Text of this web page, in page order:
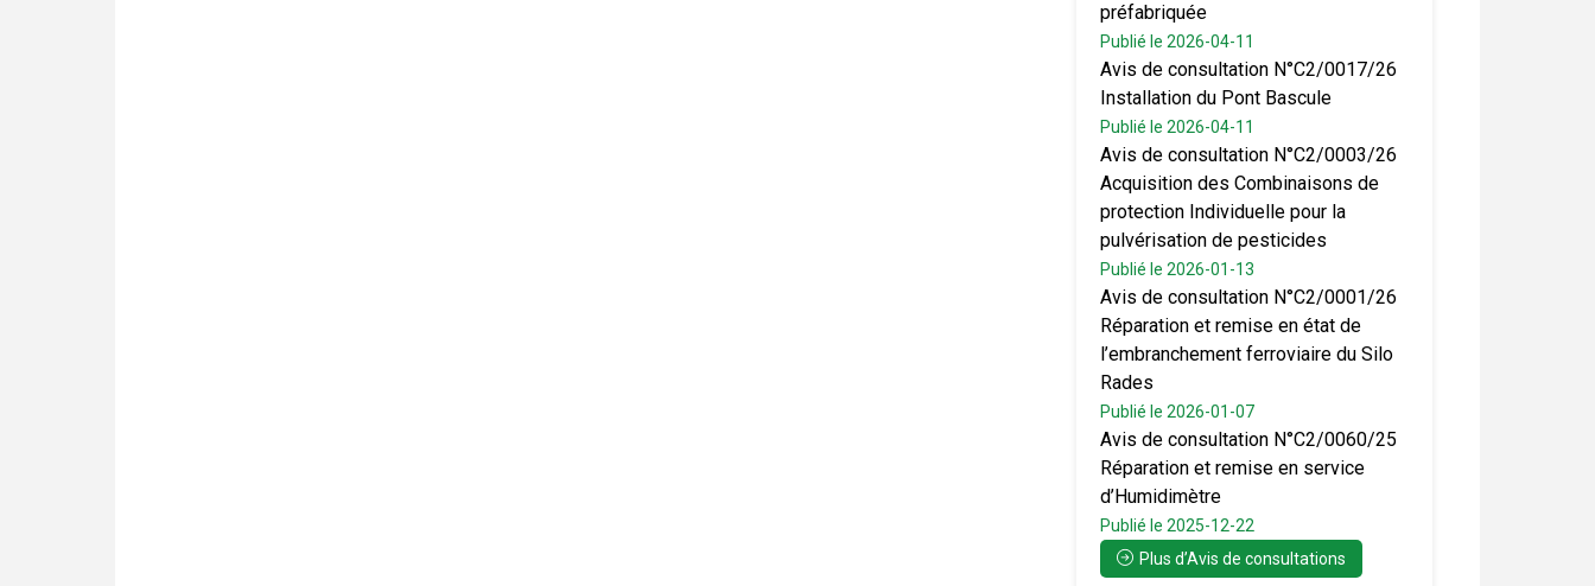
préfabriquée
Publié le 2026-04-11
Avis de consultation N°C2/0017/26
Installation du Pont Bascule
Publié le 2026-04-11
Avis de consultation N°C2/0003/26
Acquisition des Combinaisons de
protection Individuelle pour la
pulvérisation de pesticides
Publié le 2026-01-13
Avis de consultation N°C2/0001/26
Réparation et remise en état de
l’embranchement ferroviaire du Silo
Rades
Publié le 2026-01-07
Avis de consultation N°C2/0060/25
Réparation et remise en service
d’Humidimètre
Publié le 2025-12-22
Plus d’Avis de consultations